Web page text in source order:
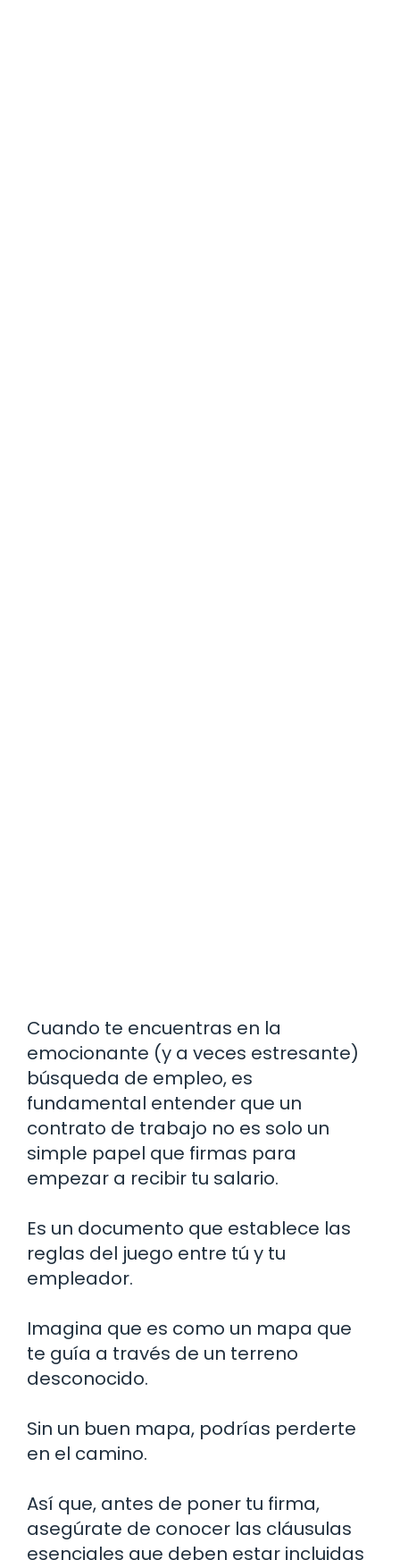
Cuando te encuentras en la
emocionante (y a veces estresante)
búsqueda de empleo, es
fundamental entender que un
contrato de trabajo no es solo un
simple papel que firmas para
empezar a recibir tu salario.
Es un documento que establece las
reglas del juego entre tú y tu
empleador.
Imagina que es como un mapa que
te guía a través de un terreno
desconocido.
Sin un buen mapa, podrías perderte
en el camino.
Así que, antes de poner tu firma,
asegúrate de conocer las cláusulas
esenciales que deben estar incluidas